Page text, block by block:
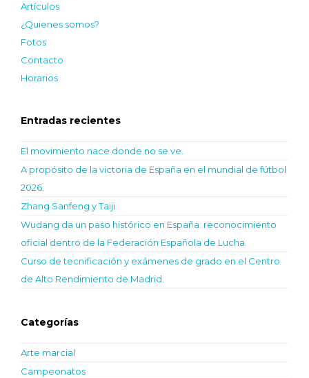
Artículos
¿Quienes somos?
Fotos
Contacto
Horarios
Entradas recientes
El movimiento nace donde no se ve.
A propósito de la victoria de España en el mundial de fútbol
2026.
Zhang Sanfeng y Taiji
Wudang da un paso histórico en España: reconocimiento
oficial dentro de la Federación Española de Lucha.
Curso de tecnificación y exámenes de grado en el Centro
de Alto Rendimiento de Madrid.
Categorías
Arte marcial
Campeonatos